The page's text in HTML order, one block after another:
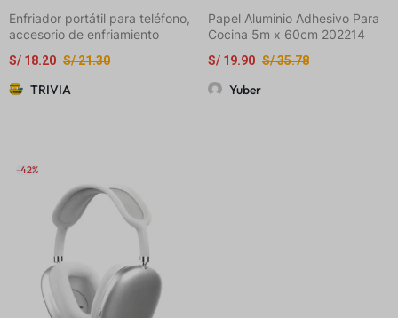
Enfriador portátil para teléfono,
accesorio de enfriamiento
smartphones Android
S/21.30
S/ 18.20
TRIVIA
Papel Aluminio Adhesivo Para
Cocina 5m x 60cm 202214
S/35.78
S/ 19.90
Yuber
-42%